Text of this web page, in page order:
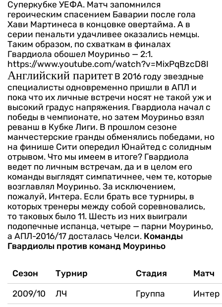
Суперкубке УЕФА. Матч запомнился
героическим спасением Баварии после гола
Хави Мартинеса в концовке овертайма. А в
серии пенальти удачливее оказались немцы.
Таким образом, по схваткам в финалах
Гвардиола обошел Моуриньо — 2:1.
https://www.youtube.com/watch?v=MixPqBzcD8I
Английский паритет В 2016 году звездные
специалисты одновременно пришли в АПЛ и
пока что их личные встречи носят не такой уж и
высокий градус напряжения. Гвардиола начал с
победы в чемпионате, но затем Моуриньо взял
реванш в Кубке Лиги. В прошлом сезоне
манчестерские гранды обменялись победами, но
на финише Сити опередил Юнайтед с солидным
отрывом. Что мы имеем в итоге? Гвардиола
ведет по личным встречам, да и в целом его
команды выглядят симпатичнее, чем те, которые
возглавлял Моуриньо. За исключением,
пожалуй, Интера. Если брать все турниры, в
которых тренеры между собой соревновались,
то таковых было 11. Шесть из них выиграли
подопечные испанца, четыре — парни Моуриньо,
а АПЛ-2016/17 досталась Челси. Команды
Гвардиолы против команд Моуриньо
Сезон Турнир Стадия Матч
2009/10 ЛЧ Группа Интер